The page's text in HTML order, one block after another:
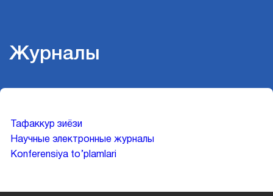
Журналы
Тафаккур зиёзи
Научные электронные журналы
Konferensiya to’plamlari